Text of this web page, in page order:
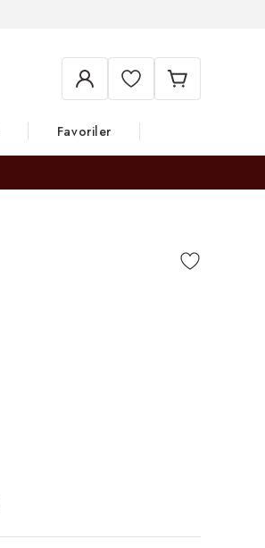
Favoriler